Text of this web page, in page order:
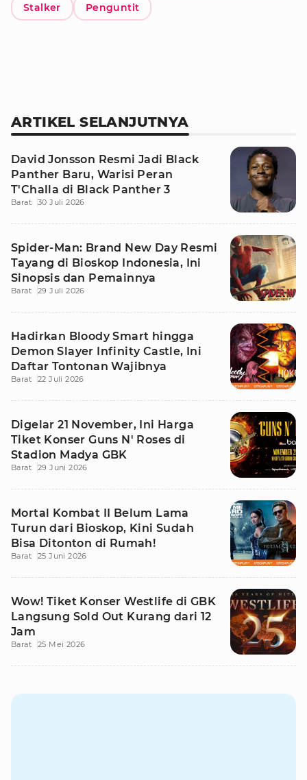
Stalker Penguntit
ARTIKEL SELANJUTNYA
David Jonsson Resmi Jadi Black
Panther Baru, Warisi Peran
T'Challa di Black Panther 3
Barat 30 Juli 2026
Spider-Man: Brand New Day Resmi
Tayang di Bioskop Indonesia, Ini
Sinopsis dan Pemainnya
Barat 29 Juli 2026
Hadirkan Bloody Smart hingga
Demon Slayer Infinity Castle, Ini
Daftar Tontonan Wajibnya
Barat 22 Juli 2026
Digelar 21 November, Ini Harga
Tiket Konser Guns N' Roses di
Stadion Madya GBK
Barat 29 Juni 2026
Mortal Kombat II Belum Lama
Turun dari Bioskop, Kini Sudah
Bisa Ditonton di Rumah!
Barat 25 Juni 2026
Wow! Tiket Konser Westlife di GBK
Langsung Sold Out Kurang dari 12
Jam
Barat 25 Mei 2026